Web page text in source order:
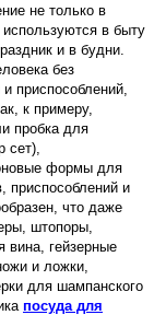
не только в
в быту
и в будни.
без
приспособлений,
к примеру,
пробка для
сет),
формы для
приспособлений и
что даже
штопоры,
вина, гейзерные
и ложки,
для шампанского
посуда для